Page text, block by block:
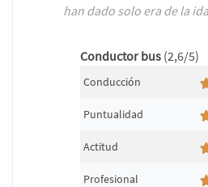
han dado solo era de la
Conductor bus (2,6/5)
Conducción
Puntualidad
Actitud
Profesional